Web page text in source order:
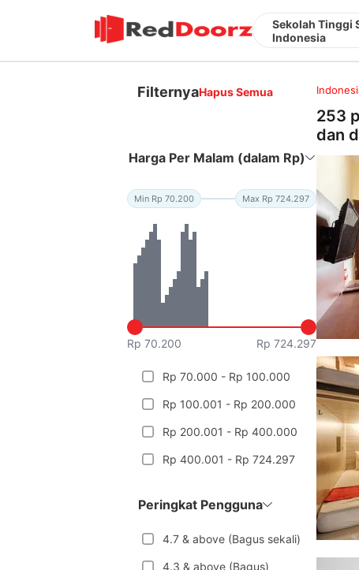
Sekolah Tinggi
Indonesia
FilternyaHapus Semua
Harga Per Malam (dalam Rp)
Min Rp 70.200 Max Rp 724.297
Rp 70.200 Rp 724.297
Rp 70.000 - Rp 100.000
Rp 100.001 - Rp 200.000
Rp 200.001 - Rp 400.000
Rp 400.001 - Rp 724.297
Peringkat Pengguna
4.7 & above (Bagus sekali)
4.3 & above (Bagus)
253
dan